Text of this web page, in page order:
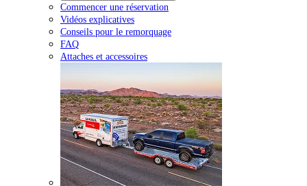
Commencer une réservation
Vidéos explicatives
Conseils pour le remorquage
FAQ
Attaches et accessoires